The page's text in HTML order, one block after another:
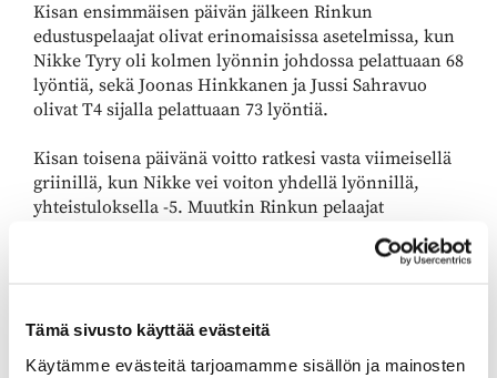
Tämä sivusto käyttää evästeitä
Käytämme evästeitä tarjoamamme sisällön ja mainosten
Kisan ensimmäisen päivän jälkeen Rinkun
edustuspelaajat olivat erinomaisissa asetelmissa, kun
Nikke Tyry oli kolmen lyönnin johdossa pelattuaan 68
lyöntiä, sekä Joonas Hinkkanen ja Jussi Sahravuo
olivat T4 sijalla pelattuaan 73 lyöntiä.
Kisan toisena päivänä voitto ratkesi vasta viimeisellä
griinillä, kun Nikke vei voiton yhdellä lyönnillä,
yhteistuloksella -5. Muutkin Rinkun pelaajat
pärjäsivät kisassa hienosti, kuten Joonas Hinkkanen
sijoituksella T4 ja Jussi Sahravuo sijoituksella T10.